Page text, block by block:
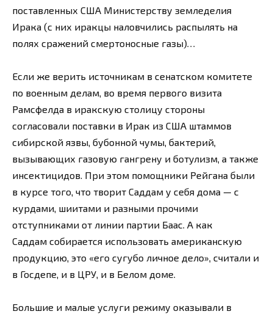
поставленных США Министерству земледелия
Ирака (с них иракцы наловчились распылять на
полях сражений смертоносные газы)…
Если же верить источникам в сенатском комитете
по военным делам, во время первого визита
Рамсфелда в иракскую столицу стороны
согласовали поставки в Ирак из США штаммов
сибирской язвы, бубонной чумы, бактерий,
вызывающих газовую гангрену и ботулизм, а также
инсектицидов. При этом помощники Рейгана были
в курсе того, что творит Саддам у себя дома — с
курдами, шиитами и разными прочими
отступниками от линии партии Баас. А как
Саддам собирается использовать американскую
продукцию, это «его сугубо личное дело», считали и
в Госдепе, и в ЦРУ, и в Белом доме.
Большие и малые услуги режиму оказывали в